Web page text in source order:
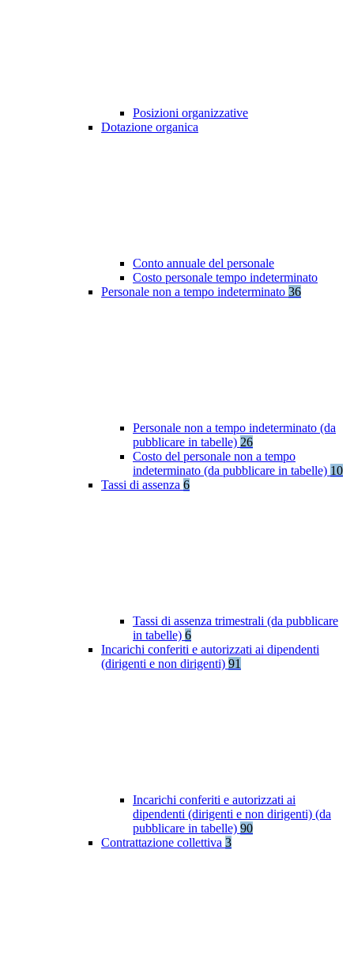
Posizioni organizzative
Dotazione organica
Conto annuale del personale
Costo personale tempo indeterminato
Personale non a tempo indeterminato 36
Personale non a tempo indeterminato (da
pubblicare in tabelle) 26
Costo del personale non a tempo
indeterminato (da pubblicare in tabelle) 10
Tassi di assenza 6
Tassi di assenza trimestrali (da pubblicare
in tabelle) 6
Incarichi conferiti e autorizzati ai dipendenti
(dirigenti e non dirigenti) 91
Incarichi conferiti e autorizzati ai
dipendenti (dirigenti e non dirigenti) (da
pubblicare in tabelle) 90
Contrattazione collettiva 3